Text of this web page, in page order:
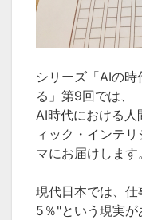
シリーズ「AIの
る」第9回では、
AI時代における人
ィック・インテ
マにお届けします。
現代日本では、
5％"という現実が